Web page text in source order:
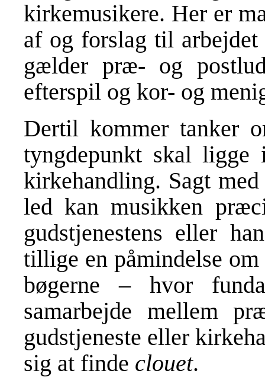
kirkemusikere. Her er
af og forslag til
gælder præ- og
efterspil og kor- og
Dertil kommer tanker
tyngdepunkt skal ligge
kirkehandling. Sagt
led kan musikken
gudstjenestens eller
tillige en påmindelse om
bøgerne – hvor
samarbejde mellem
gudstjeneste eller
sig at finde clouet.